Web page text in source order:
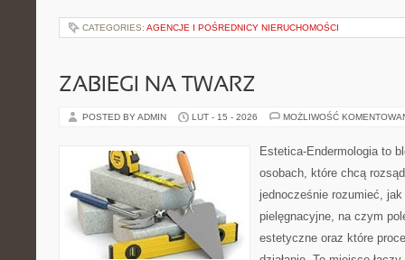
CATEGORIES: AGENCJE I POŚREDNICY NIERUCHOMOŚCI
ZABIEGI NA TWARZ
POSTED BY ADMIN LUT - 15 - 2026 MOŻLIWOŚĆ
Estetica-Endermologia to
osobach, które chcą
jednocześnie rozumieć, jak
pielęgnacyjne, na czym
estetyczne oraz które